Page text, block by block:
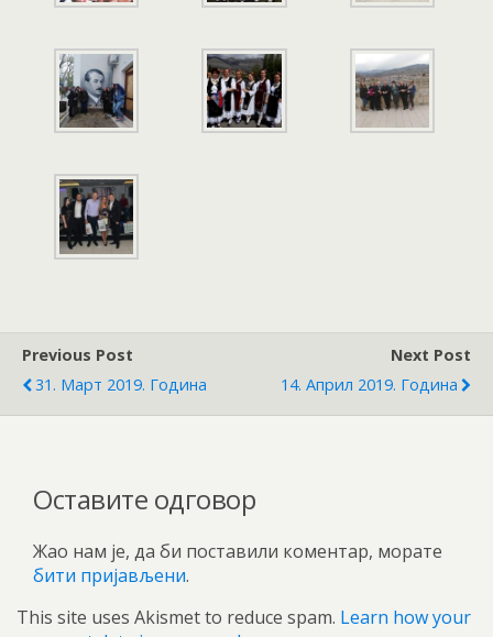
Previous Post
31. Март 2019. Година
Next Post
14. Април 2019. Година
Оставите одговор
Жао нам је, да би поставили коментар, морате
бити пријављени.
This site uses Akismet to reduce spam. Learn how your